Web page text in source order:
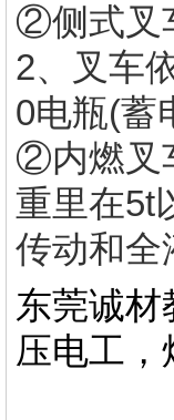
②侧式叉
2、叉车
0电瓶(蓄
②内燃叉
重里在5t
传动和全
东莞诚
压电工
证件